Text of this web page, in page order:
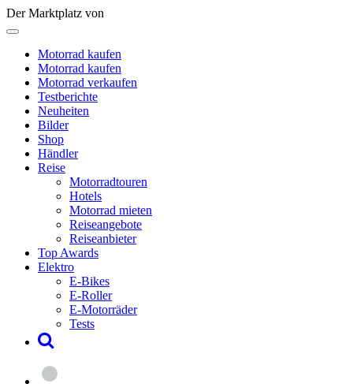
Der Marktplatz von
Motorrad kaufen
Motorrad kaufen
Motorrad verkaufen
Testberichte
Neuheiten
Bilder
Shop
Händler
Reise
Motorradtouren
Hotels
Motorrad mieten
Reiseangebote
Reiseanbieter
Top Awards
Elektro
E-Bikes
E-Roller
E-Motorräder
Tests